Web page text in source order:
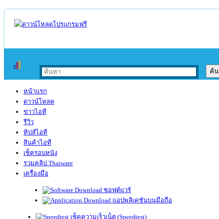
หน้าแรก
ดาวน์โหลด
ข่าวไอที
รีวิว
ทิปส์ไอที
สินค้าไอที
เช็ครอบหนัง
รวมคลิป Thaiware
เครื่องมือ
ซอฟต์แวร์
แอปพลิเคชันบนมือถือ
เช็คความเร็วเน็ต (Speedtest)